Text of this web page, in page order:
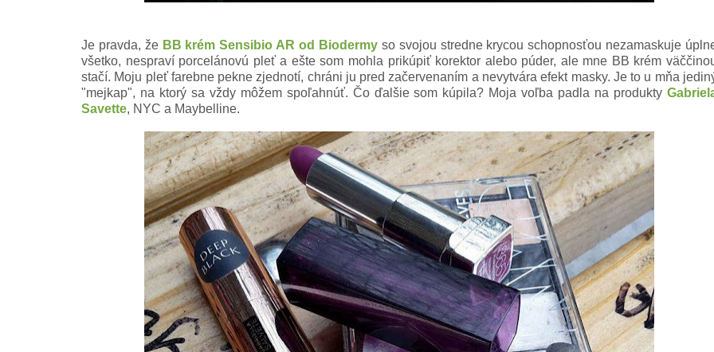
Je pravda, že BB krém Sensibio AR od Biodermyso svojou stredne krycou schopnosťou nezamaskuje
všetko, nespraví porcelánovú pleť a ešte som mohla prikúpiť korektor alebo púder, ale mne BB krém
stačí. Moju pleť farebne pekne zjednotí, chráni ju pred začervenaním a nevytvára efekt masky. Je to u mňa
"mejkap", na ktorý sa vždy môžem spoľahnúť. Čo ďalšie som kúpila? Moja voľba padla na produkty
Savette, NYC a Maybelline.